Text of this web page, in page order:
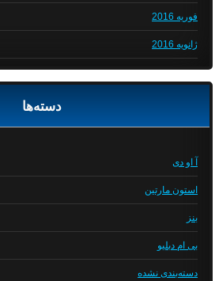
فوریه 2016
ژانویه 2016
دسته‌ها
آ او دی
استون مارتین
بنز
بی ام دبلیو
دسته‌بندی نشده